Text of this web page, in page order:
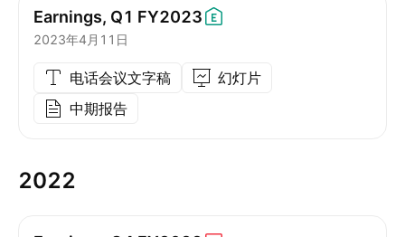
Earnings, Q1 FY2023
2023年4月11日
电话会议文字稿
幻灯片
中期报告
2022